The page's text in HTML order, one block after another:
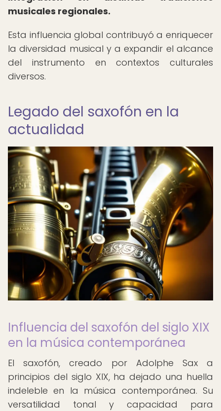
musicales regionales.
Esta influencia global contribuyó a enriquecer
la diversidad musical y a expandir el alcance
del instrumento en contextos culturales
diversos.
Legado del saxofón en la
actualidad
Influencia del saxofón del siglo XIX
en la música contemporánea
El saxofón, creado por Adolphe Sax a
principios del siglo XIX, ha dejado una huella
indeleble en la música contemporánea. Su
versatilidad tonal y capacidad para